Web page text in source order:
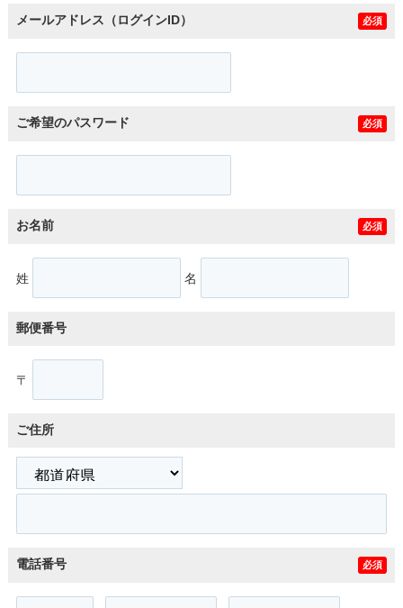
メールアドレス（ログインID） 必須
ご希望のパスワード 必須
お名前 必須
姓 名
郵便番号
〒
ご住所
電話番号 必須